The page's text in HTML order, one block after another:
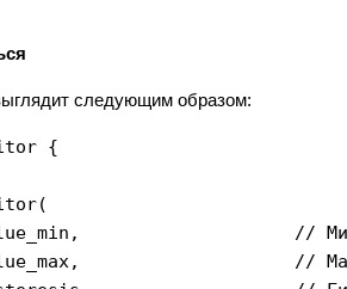
следующим образом:
{
//
//